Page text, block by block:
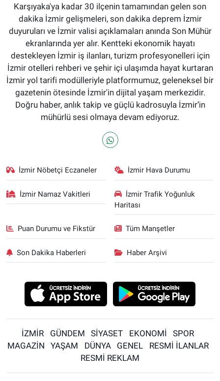
Karşıyaka'ya kadar 30 ilçenin tamamından gelen son
dakika İzmir gelişmeleri, son dakika deprem İzmir
duyuruları ve İzmir valisi açıklamaları anında Son Mühür
ekranlarında yer alır. Kentteki ekonomik hayatı
destekleyen İzmir iş ilanları, turizm profesyonelleri için
İzmir otelleri rehberi ve şehir içi ulaşımda hayat kurtaran
İzmir yol tarifi modülleriyle platformumuz, geleneksel bir
gazetenin ötesinde İzmir'in dijital yaşam merkezidir.
Doğru haber, anlık takip ve güçlü kadrosuyla İzmir’in
mühürlü sesi olmaya devam ediyoruz.
İzmir Nöbetçi Eczaneler İzmir Hava Durumu
İzmir Namaz Vakitleri
İzmir Trafik Yoğunluk
Haritası
Puan Durumu ve Fikstür Tüm Manşetler
Son Dakika Haberleri Haber Arşivi
İZMİR GÜNDEM SİYASET EKONOMİ
SPOR
MAGAZİN
YAŞAM DÜNYA GENEL
RESMİ İLANLAR
RESMİ REKLAM